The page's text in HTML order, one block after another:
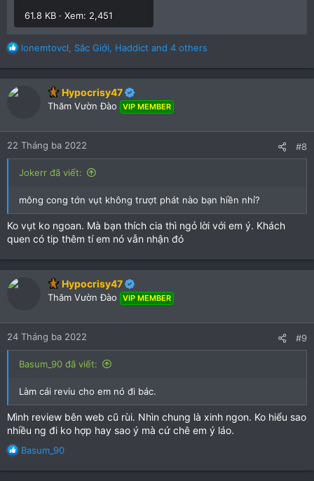
61.8 KB · Xem: 2,451
R
n
s
:
lonemtovcl, Sắc Giới, Haddict and 4 others
Hypocrisy47
Thăm Vườn Đào VIP MEMBER
22 Tháng ba 2022 #8
Jokerr đã viết:
mông cong tớn vụt không trượt phát nào bạn hiền nhỉ?
Ko vụt ko ngoan. Mà bạn thích cia thì ngỏ lời với em ý. Khách
quen có tip thêm tí em nó vẫn nhận đó
Hypocrisy47
Thăm Vườn Đào VIP MEMBER
24 Tháng ba 2022 #9
Basum_90 đã viết:
Làm cái reviu cho em nó đi bác.
Mình review bên web cũ rùi. Nhìn chung là xinh ngon. Ko hiểu sao
nhiều ng đi ko hợp hay sao ý mà cứ chê em ý láo.
R
Basum_90